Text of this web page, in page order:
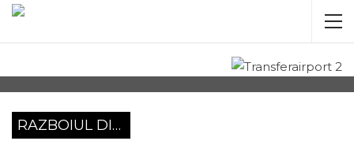
RAZBOIUL DIN UCRAINA